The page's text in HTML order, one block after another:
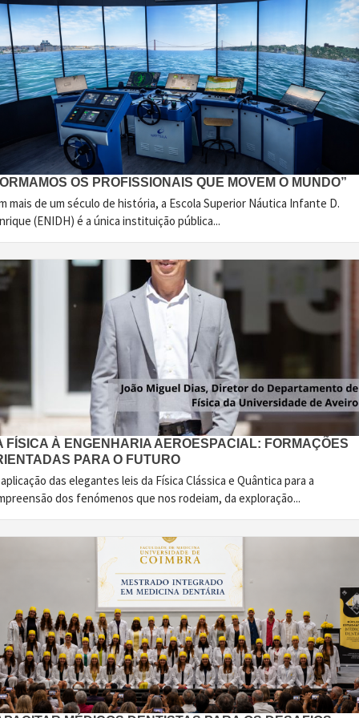
OS PROFISSIONAIS QUE MOVEM O MUNDO”
mais de um século de história, a Escola Superior Náutica Infante D.
(ENIDH) é a única instituição pública...
FÍSICA À ENGENHARIA AEROESPACIAL: FORMAÇÕES
PARA O FUTURO
das elegantes leis da Física Clássica e Quântica para a
dos fenómenos que nos rodeiam, da exploração...